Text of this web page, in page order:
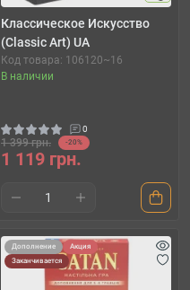
Классическое Искусство
(Classic Art) UA
Код товара: 106120~16
В наличии
0
1 399 грн. -20%
1 119 грн.
Дополнение
Акция
Заканчивается